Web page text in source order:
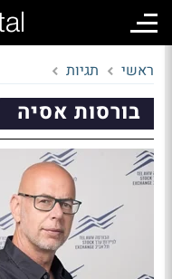
ראשי תגיות
בורסות אסיה